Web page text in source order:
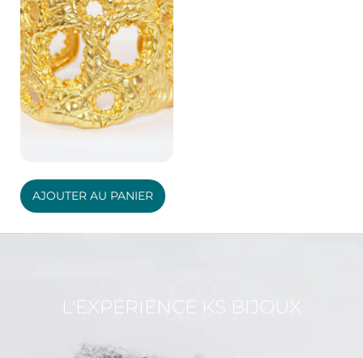
AJOUTER AU PANIER
KS Bijoux
L'EXPÉRIENCE KS BIJOUX